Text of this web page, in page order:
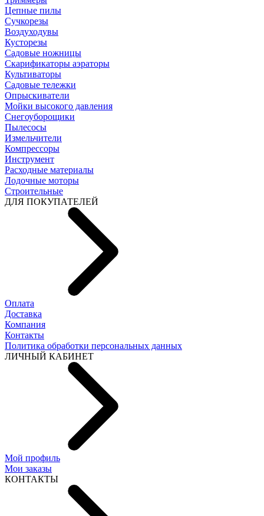
Цепные пилы
Cучкорезы
Воздуходувы
Кусторезы
Садовые ножницы
Скарификаторы аэраторы
Культиваторы
Садовые тележки
Опрыскиватели
Мойки высокого давления
Снегоуборощики
Пылесосы
Измельчители
Компрессоры
Инструмент
Расходные материалы
Лодочные моторы
Строительные
ДЛЯ ПОКУПАТЕЛЕЙ
Оплата
Доставка
Компания
Контакты
Политика обработки персональных данных
ЛИЧНЫЙ КАБИНЕТ
Мой профиль
Мои заказы
КОНТАКТЫ